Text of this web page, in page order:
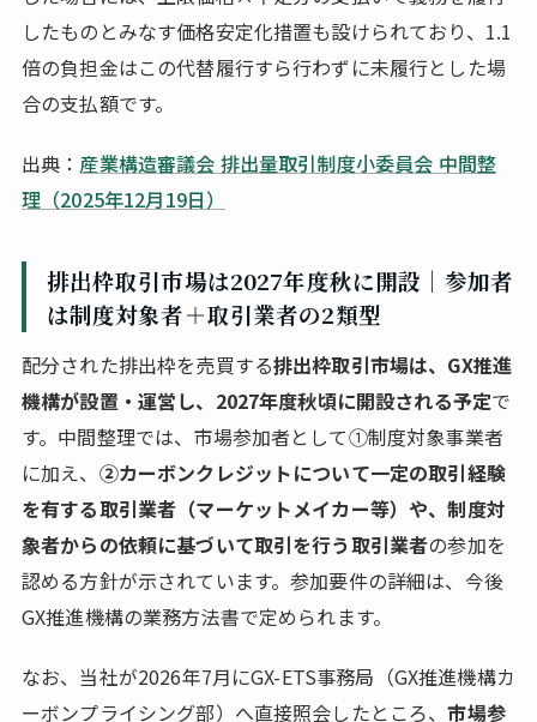
したものとみなす価格安定化措置も設けられており、1.1
倍の負担金はこの代替履行すら行わずに未履行とした場
合の支払額です。
出典： 産業構造審議会 排出量取引制度小委員会 中間整
理（2025年12月19日）
排出枠取引市場は2027年度秋に開設｜参加者
は制度対象者＋取引業者の2類型
配分された排出枠を売買する排出枠取引市場は、GX推進
機構が設置・運営し、2027年度秋頃に開設される予定で
す。中間整理では、市場参加者として①制度対象事業者
に加え、 ②カーボンクレジットについて一定の取引経験
を有する取引業者（マーケットメイカー等）や、制度対
象者からの依頼に基づいて取引を行う取引業者の参加を
認める方針が示されています。参加要件の詳細は、今後
GX推進機構の業務方法書で定められます。
なお、当社が2026年7月にGX-ETS事務局（GX推進機構カ
ーボンプライシング部）へ直接照会したところ、市場参